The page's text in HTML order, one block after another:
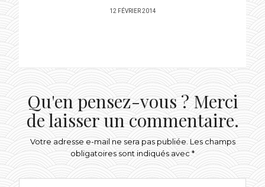
POSTED
12 FÉVRIER 2014
Qu'en pensez-vous ? Merci
de laisser un commentaire.
Votre adresse e-mail ne sera pas publiée. Les champs
obligatoires sont indiqués avec *